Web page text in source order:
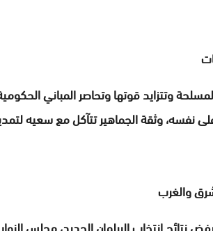
وتتزايد قوتها وتحاصر المباني
الجماهير تتآكل مع سعيه لتمديد ولايته البالغة 18